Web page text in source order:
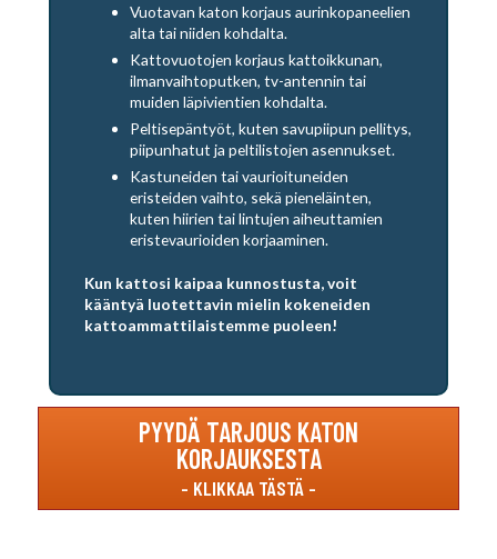
Vuotavan katon korjaus aurinkopaneelien
alta tai niiden kohdalta.
Kattovuotojen korjaus kattoikkunan,
ilmanvaihtoputken, tv-antennin tai
muiden läpivientien kohdalta.
Peltisepäntyöt, kuten savupiipun pellitys,
piipunhatut ja peltilistojen asennukset.
Kastuneiden tai vaurioituneiden
eristeiden vaihto, sekä pieneläinten,
kuten hiirien tai lintujen aiheuttamien
eristevaurioiden korjaaminen.
Kun kattosi kaipaa kunnostusta, voit
kääntyä luotettavin mielin kokeneiden
kattoammattilaistemme puoleen!
PYYDÄ TARJOUS KATON
KORJAUKSESTA